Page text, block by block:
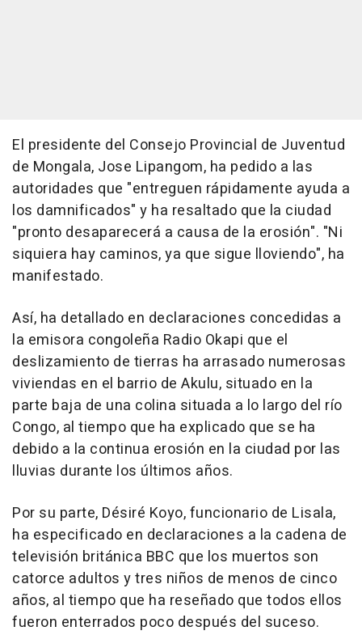
El presidente del Consejo Provincial de Juventud
de Mongala, Jose Lipangom, ha pedido a las
autoridades que "entreguen rápidamente ayuda a
los damnificados" y ha resaltado que la ciudad
"pronto desaparecerá a causa de la erosión". "Ni
siquiera hay caminos, ya que sigue lloviendo", ha
manifestado.
Así, ha detallado en declaraciones concedidas a
la emisora congoleña Radio Okapi que el
deslizamiento de tierras ha arrasado numerosas
viviendas en el barrio de Akulu, situado en la
parte baja de una colina situada a lo largo del río
Congo, al tiempo que ha explicado que se ha
debido a la continua erosión en la ciudad por las
lluvias durante los últimos años.
Por su parte, Désiré Koyo, funcionario de Lisala,
ha especificado en declaraciones a la cadena de
televisión británica BBC que los muertos son
catorce adultos y tres niños de menos de cinco
años, al tiempo que ha reseñado que todos ellos
fueron enterrados poco después del suceso.